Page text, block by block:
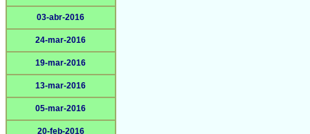
03-abr-2016
24-mar-2016
19-mar-2016
13-mar-2016
05-mar-2016
20-feb-2016